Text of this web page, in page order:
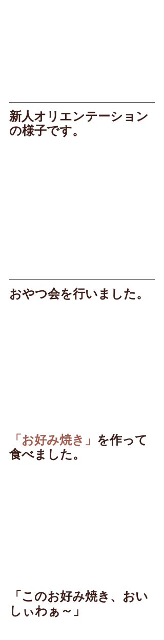
新人オリエンテーション
の様子です。
おやつ会を行いました。
「お好み焼き」 を作って
食べました。
「このお好み焼き、おい
しぃわぁ～」